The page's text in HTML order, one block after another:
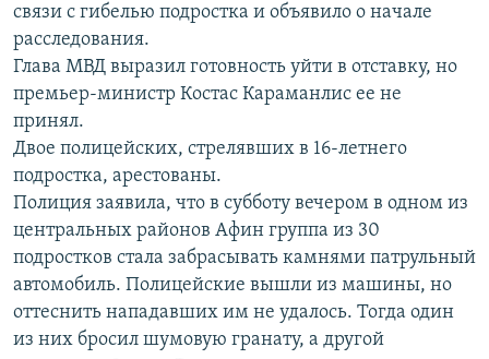
связи с гибелью подростка и объявило о начале
расследования.
Глава МВД выразил готовность уйти в отставку, но
премьер-министр Костас Караманлис ее не
принял.
Двое полицейских, стрелявших в 16-летнего
подростка, арестованы.
Полиция заявила, что в субботу вечером в одном из
центральных районов Афин группа из 30
подростков стала забрасывать камнями патрульный
автомобиль. Полицейские вышли из машины, но
оттеснить нападавших им не удалось. Тогда один
из них бросил шумовую гранату, а другой